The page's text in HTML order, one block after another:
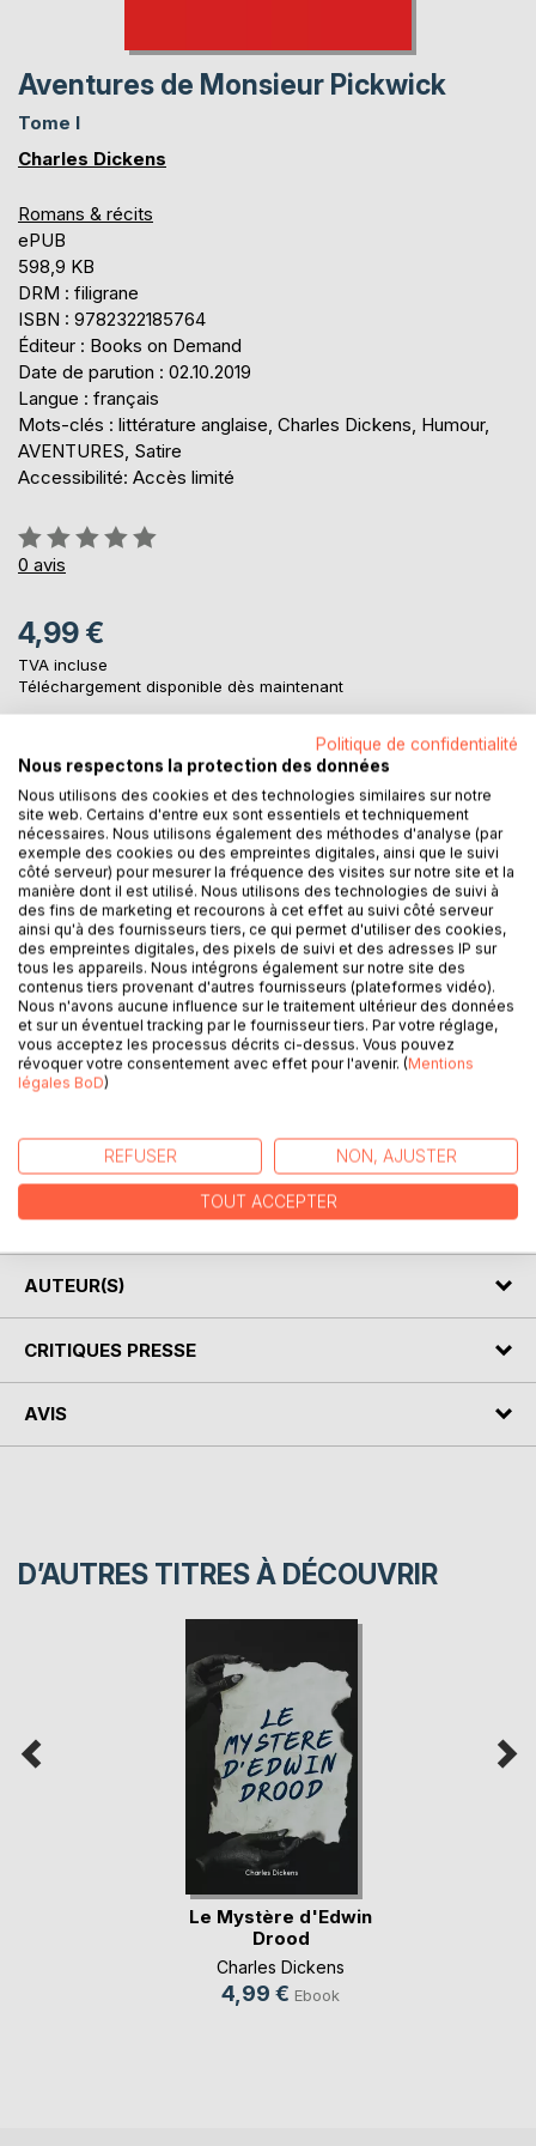
Aventures de Monsieur Pickwick
Tome I
Charles Dickens
Romans & récits
ePUB
598,9 KB
DRM : filigrane
ISBN : 9782322185764
Éditeur : Books on Demand
Date de parution : 02.10.2019
Langue : français
Mots-clés : littérature anglaise, Charles Dickens, Humour,
AVENTURES, Satire
Accessibilité: Accès limité
Évaluation:
0%
0 avis
4,99 €
TVA incluse
Téléchargement disponible dès maintenant
AJOUTER AU PANIER
Ajouter à ma liste d'envies
Laisser un avis
DESCRIPTION
conventions sociales d'un certaine Angleterre. Ce roman
satirique, où l'absurde se fait poésie, est un chef d'oeuvre
d'humour !
En deux tomes.
AUTEUR(S)
CRITIQUES PRESSE
AVIS
D’AUTRES TITRES À DÉCOUVRIR
Le Mystère d'Edwin
Drood
Charles Dickens
4,99 € Ebook
Politique de confidentialité
Nous respectons la protection des données
Nous utilisons des cookies et des technologies similaires sur notre
site web. Certains d'entre eux sont essentiels et techniquement
nécessaires. Nous utilisons également des méthodes d'analyse (par
exemple des cookies ou des empreintes digitales, ainsi que le suivi
côté serveur) pour mesurer la fréquence des visites sur notre site et la
manière dont il est utilisé. Nous utilisons des technologies de suivi à
des fins de marketing et recourons à cet effet au suivi côté serveur
ainsi qu'à des fournisseurs tiers, ce qui permet d'utiliser des cookies,
des empreintes digitales, des pixels de suivi et des adresses IP sur
tous les appareils. Nous intégrons également sur notre site des
contenus tiers provenant d'autres fournisseurs (plateformes vidéo).
Nous n'avons aucune influence sur le traitement ultérieur des données
et sur un éventuel tracking par le fournisseur tiers. Par votre réglage,
vous acceptez les processus décrits ci-dessus. Vous pouvez
révoquer votre consentement avec effet pour l'avenir. (Mentions
légales BoD)
REFUSER NON, AJUSTER
TOUT ACCEPTER